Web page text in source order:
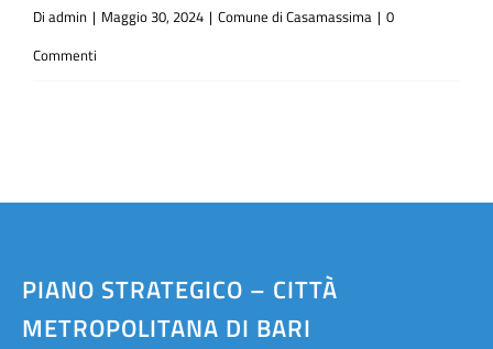
Di admin | Maggio 30, 2024 | Comune di Casamassima | 0
Commenti
PIANO STRATEGICO – CITTÀ
METROPOLITANA DI BARI